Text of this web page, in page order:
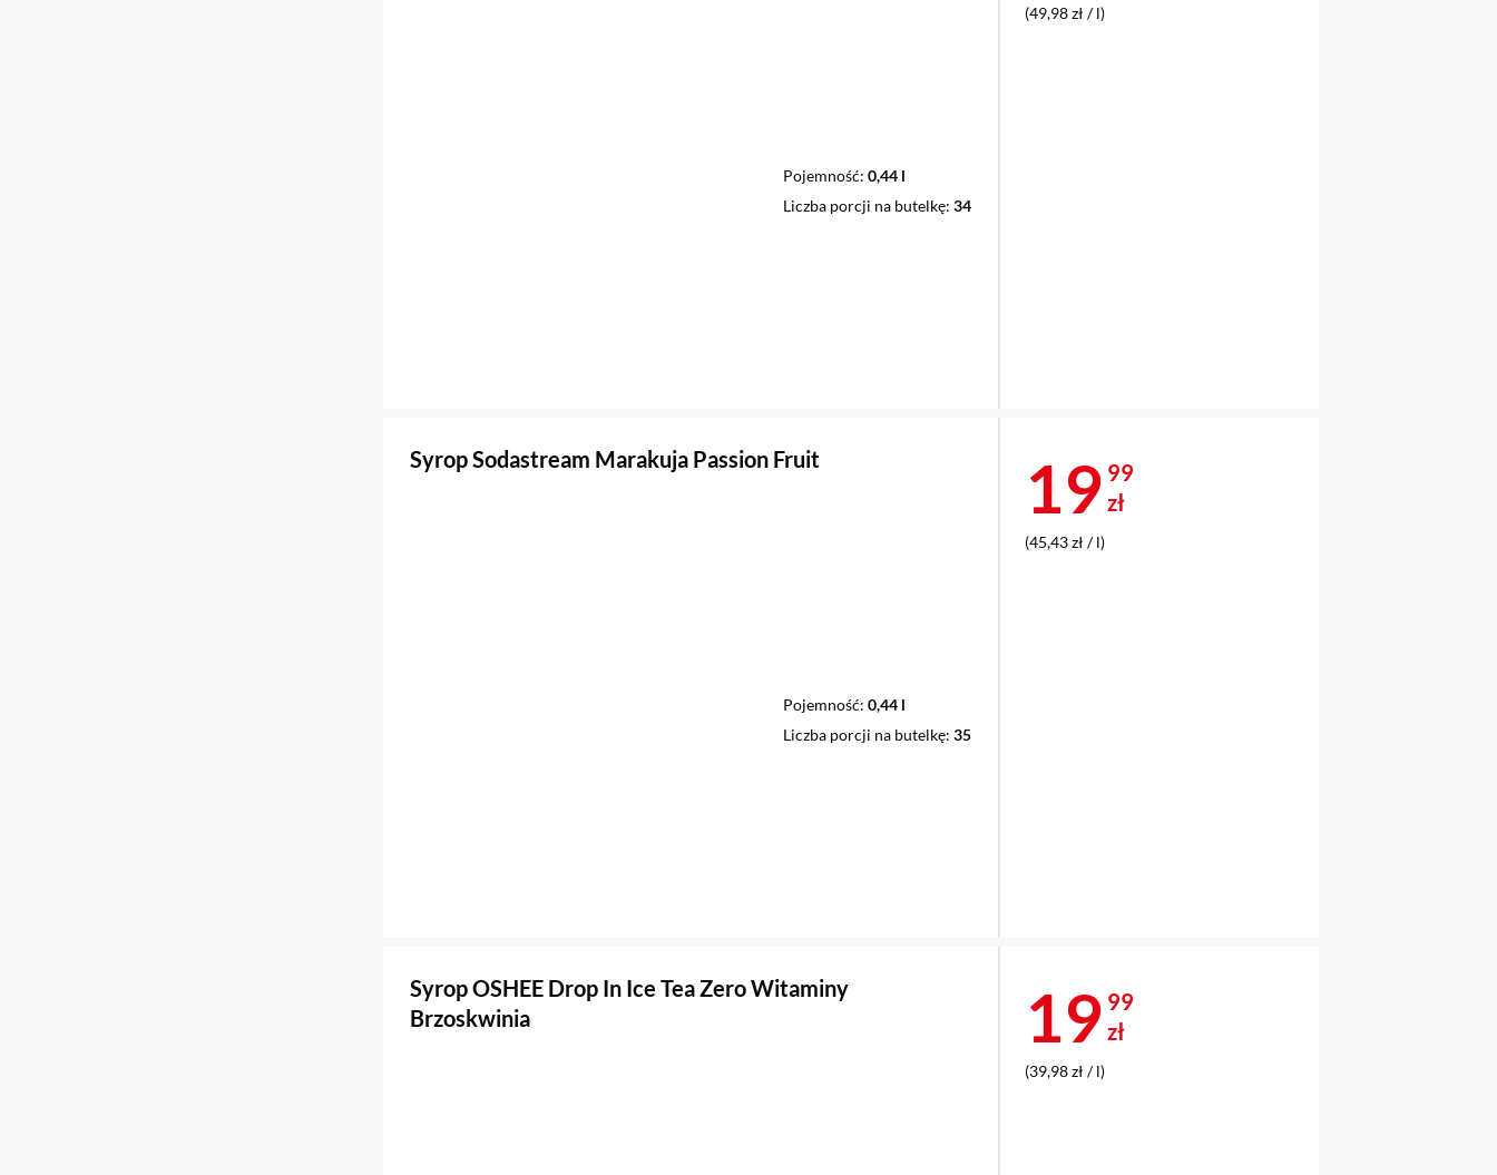
Pojemność 0,44 l
Liczba porcji na butelkę 34
(49,98 zł / l)
Syrop Sodastream Marakuja Passion Fruit
Pojemność 0,44 l
Liczba porcji na butelkę 35
Cena 19,99 zł
19 99
zł
(45,43 zł / l)
Syrop OSHEE Drop In Ice Tea Zero Witaminy
Brzoskwinia
Cena 19,99 zł
19 99
zł
(39,98 zł / l)